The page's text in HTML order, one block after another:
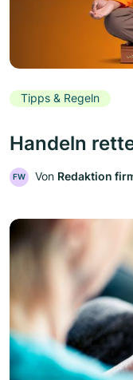
Tipps & Regeln
Handeln
FW Von Redaktion